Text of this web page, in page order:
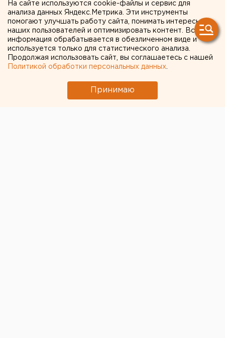
низкой продажи билетов
Жители Воронежа не раскупили билеты на
выступление певца.
Концерт Андрея Макаревича, который должен был
состояться накануне, 8 октября, в Воронеже,
отменили. Причина – низкая продажа билетов,
На сайте используются cookie-файлы и сервис для
анализа данных Яндекс.Метрика. Эти инструменты
помогают улучшать работу сайта, понимать интересы
наших пользователей и оптимизировать контент. Вся
информация обрабатывается в обезличенном виде и
используется только для статистического анализа.
Продолжая использовать сайт, вы соглашаетесь с нашей
Политикой обработки персональных данных
Принимаю